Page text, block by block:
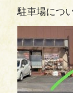
駐車場につ